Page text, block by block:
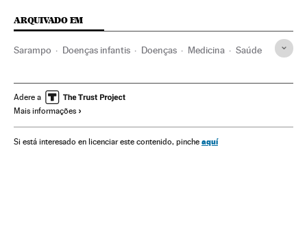
ARQUIVADO EM
Sarampo Doenças infantis Doenças Medicina Saúde
Adere a
Mais informações
Si está interesado en licenciar este contenido, pinche aquí